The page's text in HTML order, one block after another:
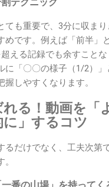
ても重要で、3分に収まり
めです。例えば「前半」
える記録でも余すこと
に「〇〇の様子（1/2）」
握しやすくなります。
る！動画を「
に」するコツ
るだけでなく、工夫次第
番の山場」を持ってく